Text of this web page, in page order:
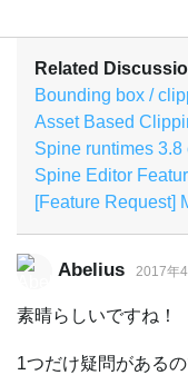
Related
Bounding box /
Asset Based
Spine runtimes 3.8
Spine Editor
[Feature Request]
Abelius 2017年
素晴らしいですね！
1つだけ疑問がある